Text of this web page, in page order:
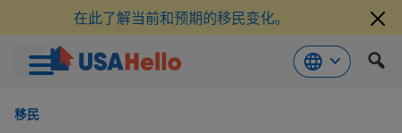
在此了解当前和预期的移民变化。
移民